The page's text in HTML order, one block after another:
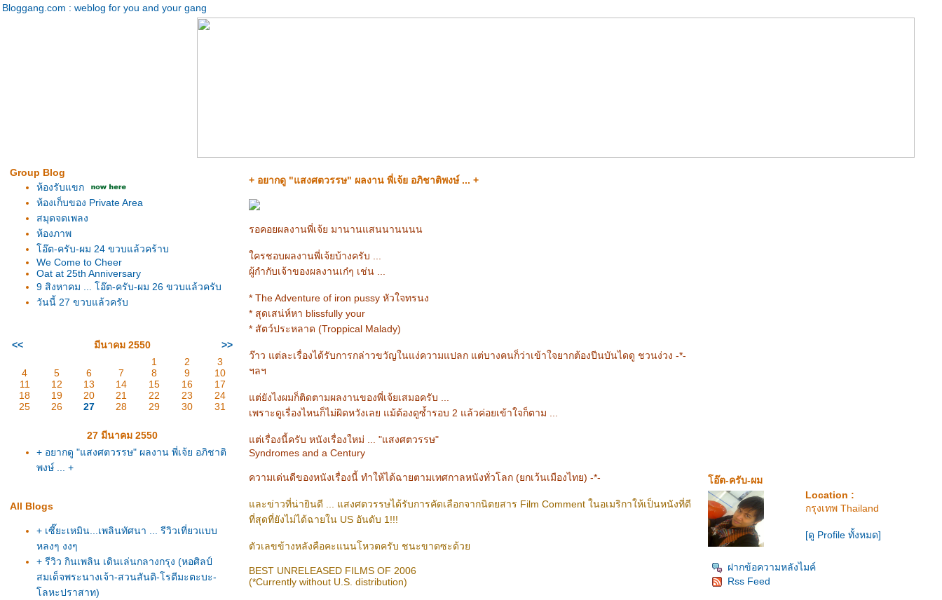
Bloggang.com : weblog for you and your gang
Group Blog
ห้องรับแขก
ห้องเก็บของ Private Area
สมุดจดเพลง
ห้องภาพ
อ๊ต-ครับ-ผม 24 ขวบแล้วคร้าบ
We Come to Cheer
Oat at 25th Anniversary
9 สิงหาคม ... โอ๊ต-ครับ-ผม 26 ขวบแล้วครับ
วันนี้ 27 ขวบแล้วครับ
<< มีนาคม 2550
>>
1
2
3
4
5 6 7 8 9
10
11
12 13 14 15 16
17
18
19 20 21 22 23
24
25
26 27 28 29 30 31
27 มีนาคม 2550
+ อยากดู "แสงศตวรรษ" ผลงาน พี่เจ้ย อภิชาติ
พงษ์ ... +
All Blogs
+ เซี๊ยะเหมิน...เพลินทัศนา ... รีวิวเที่ยวแบบ
หลงๆ งงๆ
+ รีวิว กินเพลิน เดินเล่นกลางกรุง (หอศิลป์
สมเด็จพระนางเจ้า-สวนสันติ-โรตีมะตะบะ-
ลหะปราสาท)
+ อยากดู "แสงศตวรรษ" ผลงาน พี่เจ้ย อภิชาติพงษ์ ... +
รอคอยผลงานพี่เจ้ย มานานแสนนานนนน
ครชอบผลงานพี่เจ้ยบ้างครับ ...
ผู้กำกับเจ้าของผลงานเก๋ๆ เช่น ...
* The Adventure of iron pussy หัวใจทรนง
* สุดเสน่ห์หา blissfully your
* สัตว์ประหลาด (Troppical Malady)
ว๊าว แต่ละเรื่องได้รับการกล่าวขวัญในแง่ความแปลก แต่บางคนก็ว่าเข้าใจยากต้องปีนบันไดดู ชวนง่วง -*-
ฯลฯ
ต่ยังไงผมก็ติดตามผลงานของพี่เจ้ยเสมอครับ ...
เพราะดูเรื่องไหนก็ไม่ผิดหวังเลย แม้ต้องดูซ้ำรอบ 2 แล้วค่อยเข้าใจก็ตาม ...
ต่เรื่องนี้ครับ หนังเรื่องใหม่ ... "แสงศตวรรษ"
Syndromes and a Century
ความเด่นดีของหนังเรื่องนี้ ทำให้ได้ฉายตามเทศกาลหนังทั่วโลก (ยกเว้นเมืองไทย) -*-
ละข่าวที่น่ายินดี ... แสงศตวรรษได้รับการคัดเลือกจากนิตยสาร Film Comment ในอเมริกาให้เป็นหนังที่ดี
ที่สุดที่ยังไม่ได้ฉายใน US อันดับ 1!!!
ตัวเลขข้างหลังคือคะแนนโหวตครับ ชนะขาดซะด้ว
BEST UNRELEASED FILMS OF 2006
(*Currently without U.S. distribution)
อ๊ต-ครับ-ผม
Location :
กรุงเทพ Thailand
[ดู Profile ทั้งหมด]
ฝากข้อความหลังไมค์
Rss Feed